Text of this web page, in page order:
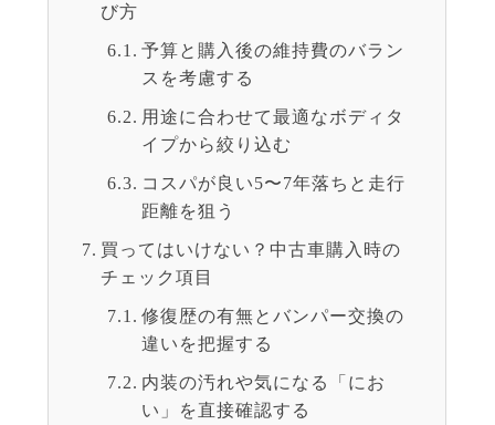
び方
予算と購入後の維持費のバラン
スを考慮する
用途に合わせて最適なボディタ
イプから絞り込む
コスパが良い5〜7年落ちと走行
距離を狙う
買ってはいけない？中古車購入時の
チェック項目
修復歴の有無とバンパー交換の
違いを把握する
内装の汚れや気になる「にお
い」を直接確認する